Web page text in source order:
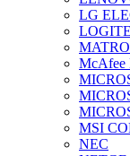
LG
McAfee
MSI
NEC